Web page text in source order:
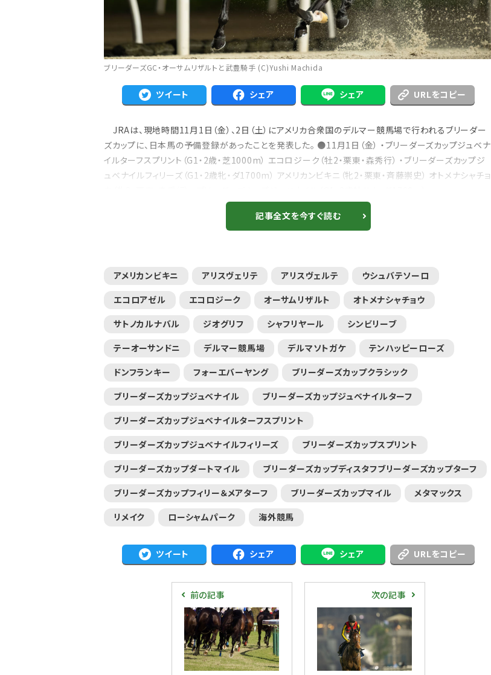
ブリーダーズGC・オーサムリザルトと武豊騎手 (C)Yushi Machida
ツイート シェア シェア URLをコピー
JRAは、現地時間11月1日（金）、2日（土）にアメリカ合衆国のデルマー競馬場で行われるブリーダー
ズカップに、日本馬の予備登録があったことを発表した。 ●11月1日（金） ・ブリーダーズカップジュベナ
イルターフスプリント（G1・2歳・芝1000m） エコロジーク（牡2・栗東・森秀行） ・ブリーダーズカップジ
ュベナイルフィリーズ（G1・2歳牝・ダ1700m） アメリカンビキニ（牝2・栗東・斉藤崇史） オトメナシャチョ
記事全文を今すぐ読む
アメリカンビキニ アリスヴェリテ アリスヴェルテ
ウシュバテソーロ
エコロアゼル
エコロジーク オーサムリザルト
オトメナシャチョウ
サトノカルナバル
ジオグリフ シャフリヤール
シンビリーブ
テーオーサンドニ
デルマー競馬場 デルマソトガケ
テンハッピーローズ
ドンフランキー
フォーエバーヤング
ブリーダーズカップクラシック
ブリーダーズカップジュベナイル
ブリーダーズカップジュベナイルターフ
ブリーダーズカップジュベナイルターフスプリント
ブリーダーズカップジュベナイルフィリーズ
ブリーダーズカップスプリント
ブリーダーズカップダートマイル
ブリーダーズカップディスタフブリーダーズカップターフ
ブリーダーズカップフィリー＆メアターフ
ブリーダーズカップマイル
メタマックス
リメイク
ローシャムパーク 海外競馬
ツイート シェア シェア URLをコピー
前の記事 次の記事
【キングジョージ】ルメール「坂の上で休憩が必
要でした」マスカレー...
【キングジョージ】マーフィー「反応がなかった」
ヴェルテンベルクは...